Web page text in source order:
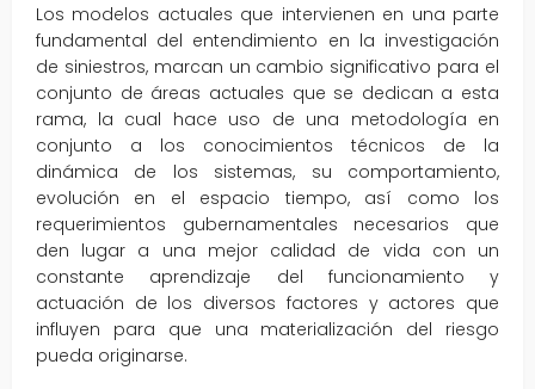
Los modelos actuales que intervienen en una parte
fundamental del entendimiento en la investigación
de siniestros, marcan un cambio significativo para el
conjunto de áreas actuales que se dedican a esta
rama, la cual hace uso de una metodología en
conjunto a los conocimientos técnicos de la
dinámica de los sistemas, su comportamiento,
evolución en el espacio tiempo, así como los
requerimientos gubernamentales necesarios que
den lugar a una mejor calidad de vida con un
constante aprendizaje del funcionamiento y
actuación de los diversos factores y actores que
influyen para que una materialización del riesgo
pueda originarse.